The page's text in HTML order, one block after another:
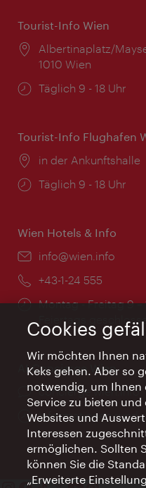
Tourist-Info Wien
Ort:
Albertinaplatz/
1010 Wien
Öffnungszeiten:
Täglich 9 - 18 Uhr
Tourist-Info Flughafen
Ort:
in der Ankunftshalle
Öffnungszeiten:
Täglich 9 - 18 Uhr
Wien Hotels & Info
Email:
info@wien.info
Telefon:
+43-1-24 555
Öffnungszeiten:
Montag - Freitag 9 –
Feiertags
AI Concierge Wien
Ort:
concierge.wien.info
Öffnungszeiten:
Informationen rund
Cookies
Wir möchten Ihnen
Keks gehen. Aber so
notwendig, um Ihnen
Service zu bieten
Websites und
Interessen
ermöglichen. Sollten
können Sie die
„Erweiterte